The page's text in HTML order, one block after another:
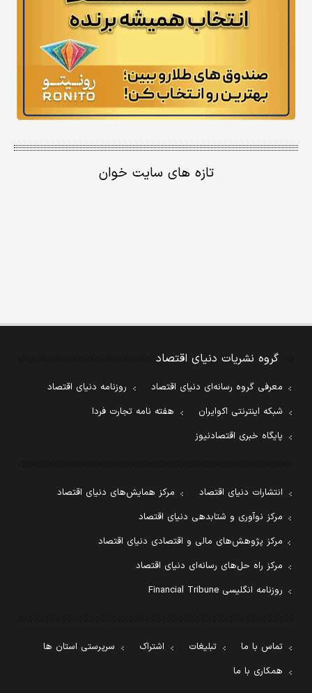
تازه های سایت خوان
گروه نشریات دنیای اقتصاد
معرفی گروه رسانه‌ای دنیای اقتصاد
روزنامه دنیای اقتصاد
شبکه اینترنتی اکوایران
هفته نامه تجارت فردا
پایگاه خبری اقتصادنیوز
انتشارات دنیای اقتصاد
مرکز همایش‌های دنیای اقتصاد
مرکز نوآوری و شتابدهی دنیای اقتصاد
مرکز پژوهش‌های مالی و اقتصادی دنیای اقتصاد
مرکز راه حل‌های رسانه‌ای دنیای اقتصاد
روزنامه انگلیسی Financial Tribune
تماس با ما تبلیغات اشتراک
سرپرستی استان ها
همکاری با ما